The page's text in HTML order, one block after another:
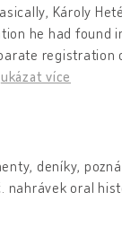
Károly
he had found
ukázat více
deníky,
nahrávek oral